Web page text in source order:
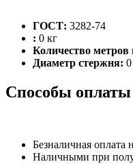
ГОСТ: 3282-74
: 0 кг
Количество метров
Диаметр стержня:
Способы оплаты
Безналичная оплата
Наличными при